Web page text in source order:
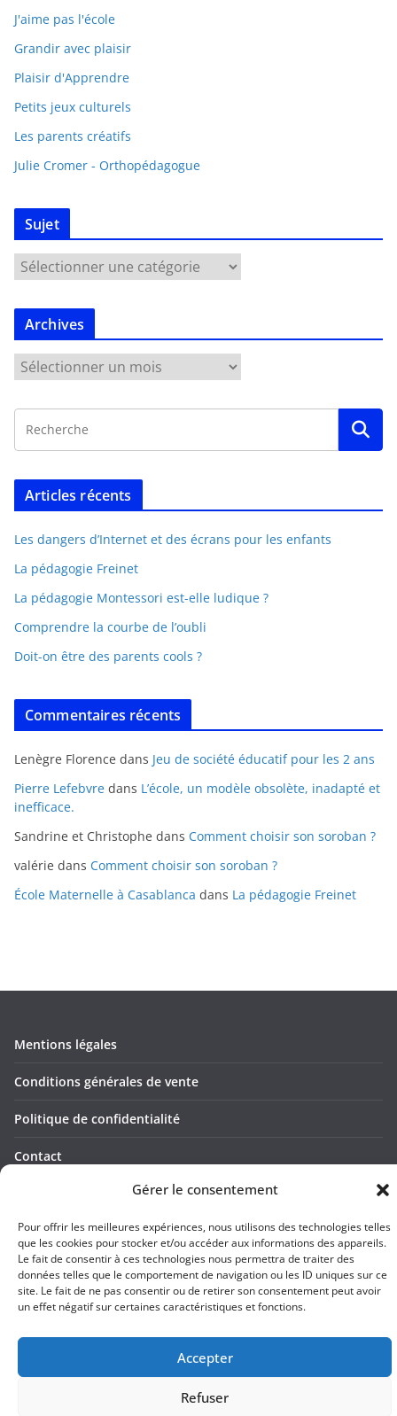
Gérer le consentement
Pour offrir les meilleures expériences, nous utilisons des technologies telles
que les cookies pour stocker et/ou accéder aux informations des appareils.
Le fait de consentir à ces technologies nous permettra de traiter des
données telles que le comportement de navigation ou les ID uniques sur ce
site. Le fait de ne pas consentir ou de retirer son consentement peut avoir
un effet négatif sur certaines caractéristiques et fonctions.
Accepter
Refuser
J'aime pas l'école
Grandir avec plaisir
Plaisir d'Apprendre
Petits jeux culturels
Les parents créatifs
Julie Cromer - Orthopédagogue
Sujet
Archives
Articles récents
Les dangers d’Internet et des écrans pour les enfants
La pédagogie Freinet
La pédagogie Montessori est-elle ludique ?
Comprendre la courbe de l’oubli
Doit-on être des parents cools ?
Commentaires récents
Lenègre Florence dans Jeu de société éducatif pour les 2 ans
Pierre Lefebvre dans L’école, un modèle obsolète, inadapté et
inefficace.
Sandrine et Christophe dans Comment choisir son soroban ?
valérie dans Comment choisir son soroban ?
École Maternelle à Casablanca dans La pédagogie Freinet
Mentions légales
Conditions générales de vente
Politique de confidentialité
Contact
Copyright © 2026Apprendre-par-le-jeu . Tous droits réservés.
ThemeColorMagpar ThemeGrill. Propulsé parWordPress